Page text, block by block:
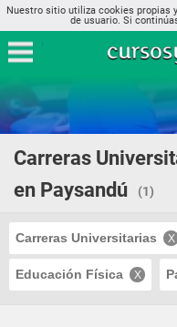
Nuestro sitio utiliza cookies propias
de usuario. Si
Carreras
en Paysandú
(1)
Carreras Universitarias
Educación Física